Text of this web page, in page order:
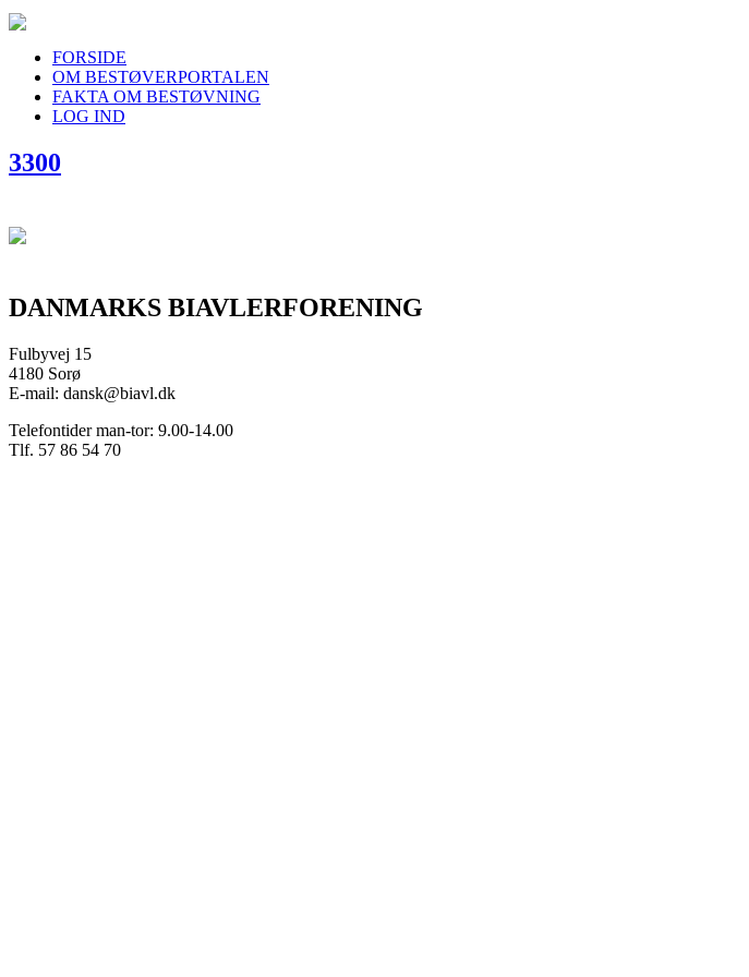
FORSIDE
OM BESTØVERPORTALEN
FAKTA OM BESTØVNING
LOG IND
3300
DANMARKS BIAVLERFORENING
Fulbyvej 15
4180 Sorø
E-mail: dansk@biavl.dk
Telefontider man-tor: 9.00-14.00
Tlf. 57 86 54 70